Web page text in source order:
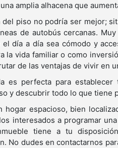
amplia alhacena que
del piso no podría ser mejor;
de autobús cercanas.
día a día sea cómodo y
la vida familiar o como
de las ventajas de vivir en
es perfecta para
y descubrir todo lo que tiene
hogar espacioso, bien
interesados a programar
tiene a tu
No dudes en contactarnos